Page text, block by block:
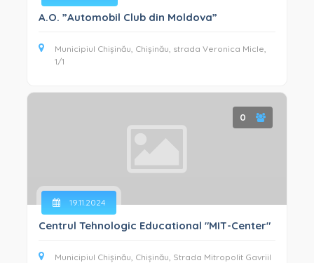
A.O. ”Automobil Club din Moldova”
Municipiul Chișinău, Chișinău, strada Veronica Micle,
1/1
0
19.11.2024
Centrul Tehnologic Educational "MIT-Center"
Municipiul Chișinău, Chișinău, Strada Mitropolit Gavriil